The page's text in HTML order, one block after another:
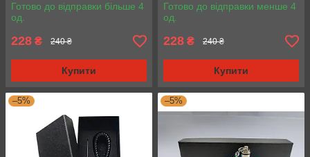
Готово до відправки більше 4
од.
228 ₴ 240 ₴
Купити
Готово до відправки менше 4
од.
228 ₴ 240 ₴
Купити
–5% –5%